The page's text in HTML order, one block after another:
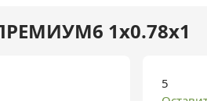
1х0.78х1
5